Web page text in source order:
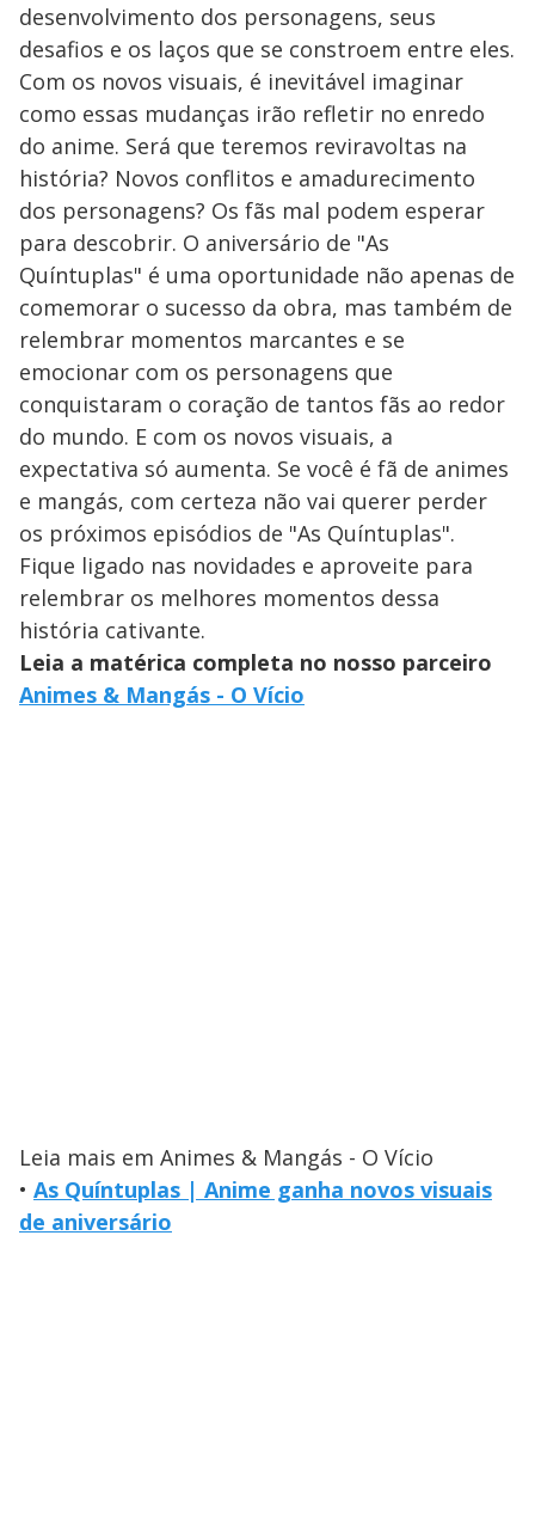
desenvolvimento dos personagens, seus
desafios e os laços que se constroem entre eles.
Com os novos visuais, é inevitável imaginar
como essas mudanças irão refletir no enredo
do anime. Será que teremos reviravoltas na
história? Novos conflitos e amadurecimento
dos personagens? Os fãs mal podem esperar
para descobrir. O aniversário de "As
Quíntuplas" é uma oportunidade não apenas de
comemorar o sucesso da obra, mas também de
relembrar momentos marcantes e se
emocionar com os personagens que
conquistaram o coração de tantos fãs ao redor
do mundo. E com os novos visuais, a
expectativa só aumenta. Se você é fã de animes
e mangás, com certeza não vai querer perder
os próximos episódios de "As Quíntuplas".
Fique ligado nas novidades e aproveite para
relembrar os melhores momentos dessa
história cativante.
Leia a matérica completa no nosso parceiro
Animes & Mangás - O Vício
Leia mais em Animes & Mangás - O Vício
• As Quíntuplas | Anime ganha novos visuais
de aniversário